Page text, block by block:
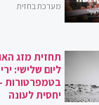
מערכת בחזית
תחזית מזג
ליום שלישי:
בטמפרטורות
יחסית לעונה